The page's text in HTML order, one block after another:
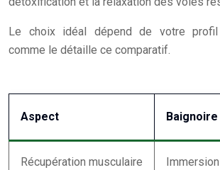
Le choix idéal dépend de votre profil
comme le détaille ce comparatif.
Aspect Baignoire
Récupération musculaire